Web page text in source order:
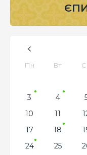
Пн Вт
3
4
10
11
17
18
24
25